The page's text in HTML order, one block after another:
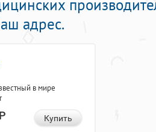
адрес.
в мире
Купить